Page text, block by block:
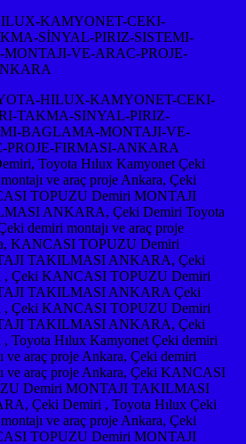
KAMYONET-CEKI-
SİNYAL-PIRIZ-SISTEMI-
VE-ARAC-PROJE-
Toyota Hılux Kamyonet Çeki
ve araç proje Ankara, Çeki
TOPUZU Demiri MONTAJI
ANKARA, Çeki Demiri Toyota
demiri montajı ve araç proje
KANCASI TOPUZU Demiri
TAKILMASI ANKARA, Çeki
, Çeki KANCASI TOPUZU Demiri
TAKILMASI ANKARA Çeki
, Çeki KANCASI TOPUZU Demiri
TAKILMASI ANKARA, Çeki
Toyota Hılux Kamyonet Çeki demiri
ve araç proje Ankara, Çeki demiri
ve araç proje Ankara, Çeki KANCASI
Demiri MONTAJI TAKILMASI
Çeki Demiri , Toyota Hılux Çeki
ve araç proje Ankara, Çeki
TOPUZU Demiri MONTAJI